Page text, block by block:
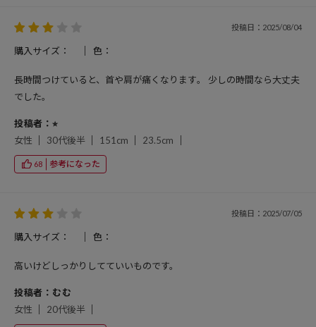
投稿日：2025/08/04
購入サイズ： 色：
長時間つけていると、首や肩が痛くなります。 少しの時間なら大丈夫
でした。
投稿者：⭐︎
女性
30代後半 151cm 23.5cm
68 参考になった
投稿日：2025/07/05
購入サイズ： 色：
高いけどしっかりしてていいものです。
投稿者：むむ
女性
20代後半